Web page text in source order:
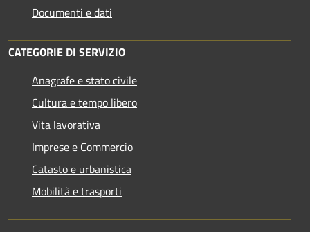
Documenti e dati
CATEGORIE DI SERVIZIO
Anagrafe e stato civile
Cultura e tempo libero
Vita lavorativa
Imprese e Commercio
Catasto e urbanistica
Mobilità e trasporti